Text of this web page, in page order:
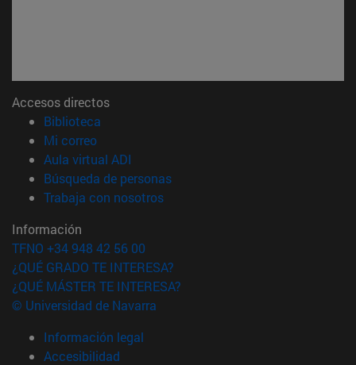
Accesos directos
Biblioteca
Mi correo(abre en nueva ventana)
Aula virtual ADI
Búsqueda de personas(abre en nueva ventana)
Trabaja con nosotros(abre en nueva ventana)
Información
TFNO +34 948 42 56 00
¿QUÉ GRADO TE INTERESA?
¿QUÉ MÁSTER TE INTERESA?
© Universidad de Navarra
Información legal
Accesibilidad